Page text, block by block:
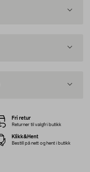
Fri retur
Returner til valgfri butikk
Klikk&Hent
Bestill på nett og hent i butikk